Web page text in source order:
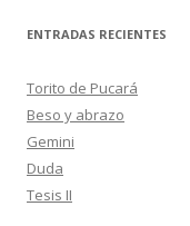
c
r
:
ENTRADAS RECIENTES
Torito de Pucará
Beso y abrazo
Gemini
Duda
Tesis II